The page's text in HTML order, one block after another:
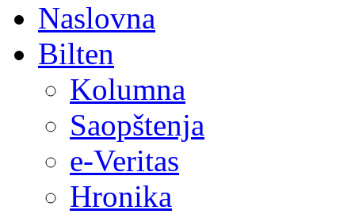
Naslovna
Bilten
Kolumna
Saopštenja
e-Veritas
Hronika